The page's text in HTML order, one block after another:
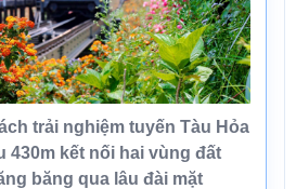
trải nghiệm tuyến Tàu Hỏa
430m kết nối hai vùng đất
băng qua lâu đài mặt